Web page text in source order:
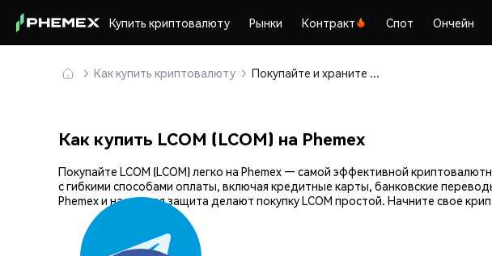
Купить криптовалюту Рынки Контракт Спот Ончейн
Как купить криптовалюту Покупайте и храните LCOM (LCOM) безопасно
Как купить LCOM (LCOM) на Phemex
Покупайте LCOM (LCOM) легко на Phemex — самой эффективной
с гибкими способами оплаты, включая кредитные карты, банковские
Phemex и надежная защита делают покупку LCOM простой. Начните свое